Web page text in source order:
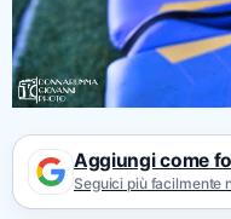
Aggiungi come
Seguici più facilmente